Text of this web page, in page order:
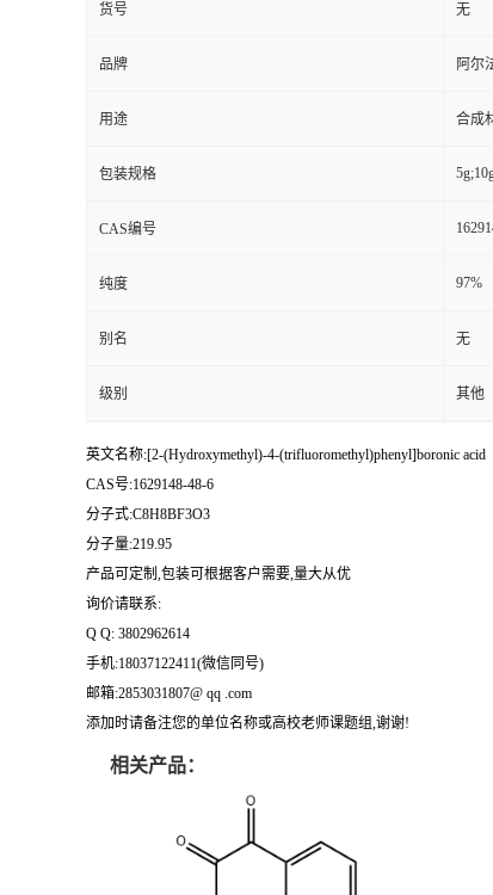
货号 无
品牌 阿尔
用途 合成
包装规格
CAS编号
纯度 97%
别名 无
级别 其他
英文名称:[2-(Hydroxymethyl)-4-(trifluoromethyl)phenyl]boronic acid
CAS号:1629148-48-6
分子式:C8H8BF3O3
分子量:219.95
产品可定制,包装可根据客户需要,量大从优
询价请联系:
Q Q: 3802962614
手机:18037122411(微信同号)
邮箱:2853031807@ qq .com
添加时请备注您的单位名称或高校老师课题组,谢谢!
相关产品：